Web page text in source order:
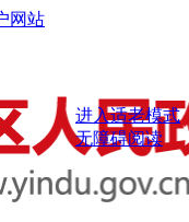
网站
进入适老模式
无障碍阅读